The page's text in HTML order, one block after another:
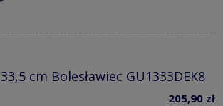
cm Bolesławiec GU1333DEK8
205,90 zł